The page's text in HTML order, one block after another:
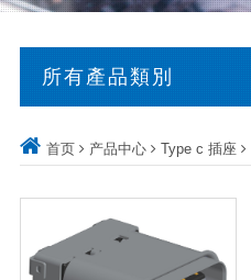
所有產品類別
首页 产品中心 Type c 插座